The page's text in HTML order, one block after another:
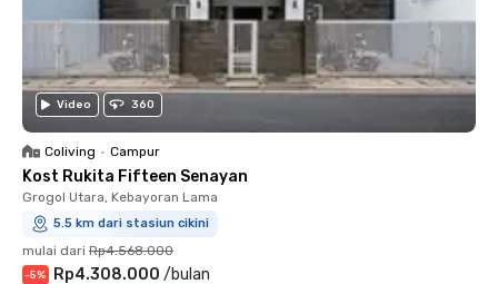
Video 360
Coliving • Campur
Kost Rukita Fifteen Senayan
Grogol Utara, Kebayoran Lama
5.5 km dari stasiun cikini
mulai dari Rp4.568.000
-5% Rp4.308.000 /bulan